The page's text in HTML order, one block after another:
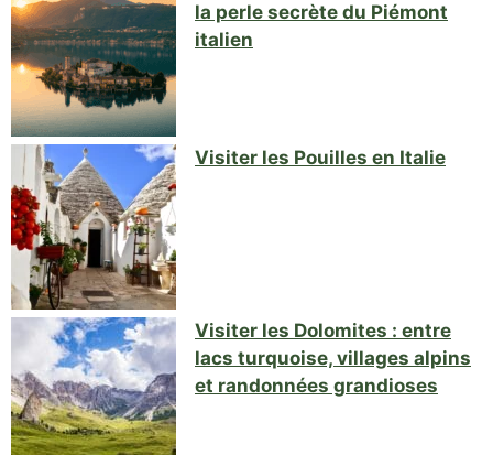
la perle secrète du Piémont
italien
Visiter les Pouilles en Italie
Visiter les Dolomites : entre
lacs turquoise, villages alpins
et randonnées grandioses